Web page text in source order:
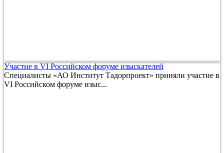
Участие в VI Российском форуме изыскателей
Специалисты «АО Институт Тадорпроект» приняли участие в
VI Российском форуме изыс...